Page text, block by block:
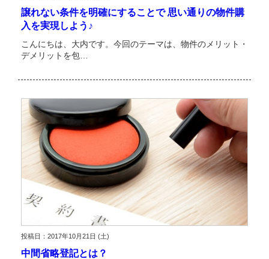
譲れない条件を明確にすることで 思い通りの物件購
入を実現しよう♪
こんにちは、大内です。今回のテーマは、物件のメリット・
デメリットを包…
投稿日：2017年10月21日 (土)
中間省略登記とは？